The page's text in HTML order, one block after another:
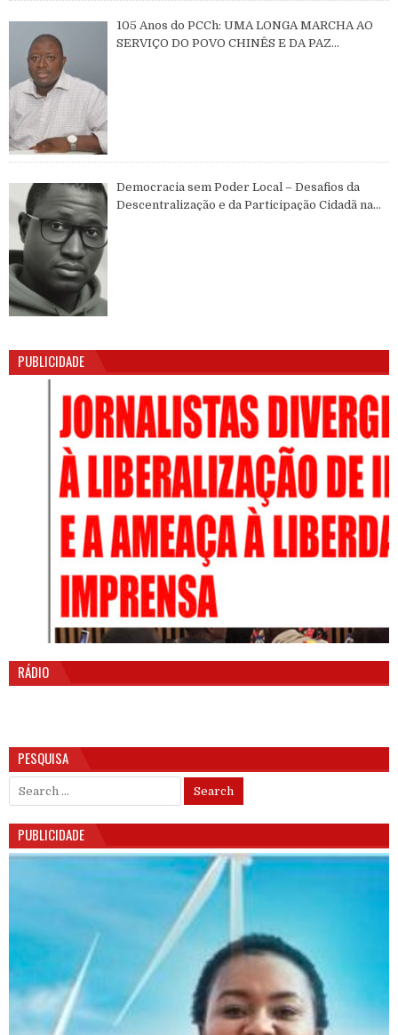
105 Anos do PCCh: UMA LONGA MARCHA AO
SERVIÇO DO POVO CHINÊS E DA PAZ
Democracia sem Poder Local – Desafios da
Descentralização e da Participação Cidadã na
PUBLICIDADE
RÁDIO
PESQUISA
Search for:
PUBLICIDADE